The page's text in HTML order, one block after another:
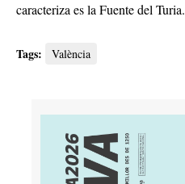
caracteriza es la Fuente del Turia.
Tags: València